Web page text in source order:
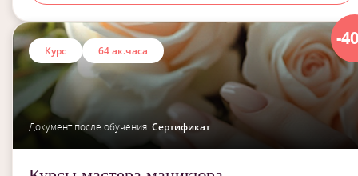
-
Курс 64 ак.часа
Документ после обучения: Сертификат